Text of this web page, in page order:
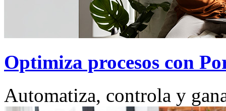
Optimiza procesos con
Automatiza, controla y